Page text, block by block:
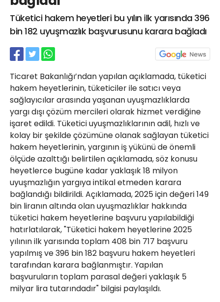
Tüketici hakem heyetleri bu yılın ilk yarısında 396
bin 182 uyuşmazlık başvurusunu karara bağladı
Ticaret Bakanlığı’ndan yapılan açıklamada, tüketici
hakem heyetlerinin, tüketiciler ile satıcı veya
sağlayıcılar arasında yaşanan uyuşmazlıklarda
yargı dışı çözüm mercileri olarak hizmet verdiğine
işaret edildi. Tüketici uyuşmazlıklarının adil, hızlı ve
kolay bir şekilde çözümüne olanak sağlayan tüketici
hakem heyetlerinin, yargının iş yükünü de önemli
ölçüde azalttığı belirtilen açıklamada, söz konusu
heyetlerce bugüne kadar yaklaşık 18 milyon
uyuşmazlığın yargıya intikal etmeden karara
bağlandığı bildirildi. Açıklamada, 2025 için değeri 149
bin liranın altında olan uyuşmazlıklar hakkında
tüketici hakem heyetlerine başvuru yapılabildiği
hatırlatılarak, "Tüketici hakem heyetlerine 2025
yılının ilk yarısında toplam 408 bin 717 başvuru
yapılmış ve 396 bin 182 başvuru hakem heyetleri
tarafından karara bağlanmıştır. Yapılan
başvuruların toplam parasal değeri yaklaşık 5
milyar lira tutarındadır" bilgisi paylaşıldı.
02624132333
haber@golcukpostasi.com